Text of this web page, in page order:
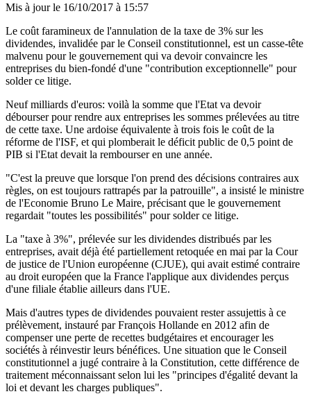
Mis à jour le 16/10/2017 à 15:57
Le coût faramineux de l'annulation de la taxe de 3% sur les
dividendes, invalidée par le Conseil constitutionnel, est un casse-tête
malvenu pour le gouvernement qui va devoir convaincre les
entreprises du bien-fondé d'une "contribution exceptionnelle" pour
solder ce litige.
Neuf milliards d'euros: voilà la somme que l'Etat va devoir
débourser pour rendre aux entreprises les sommes prélevées au titre
de cette taxe. Une ardoise équivalente à trois fois le coût de la
réforme de l'ISF, et qui plomberait le déficit public de 0,5 point de
PIB si l'Etat devait la rembourser en une année.
"C'est la preuve que lorsque l'on prend des décisions contraires aux
règles, on est toujours rattrapés par la patrouille", a insisté le ministre
de l'Economie Bruno Le Maire, précisant que le gouvernement
regardait "toutes les possibilités" pour solder ce litige.
La "taxe à 3%", prélevée sur les dividendes distribués par les
entreprises, avait déjà été partiellement retoquée en mai par la Cour
de justice de l'Union européenne (CJUE), qui avait estimé contraire
au droit européen que la France l'applique aux dividendes perçus
d'une filiale établie ailleurs dans l'UE.
Mais d'autres types de dividendes pouvaient rester assujettis à ce
prélèvement, instauré par François Hollande en 2012 afin de
compenser une perte de recettes budgétaires et encourager les
sociétés à réinvestir leurs bénéfices. Une situation que le Conseil
constitutionnel a jugé contraire à la Constitution, cette différence de
traitement méconnaissant selon lui les "principes d'égalité devant la
loi et devant les charges publiques".